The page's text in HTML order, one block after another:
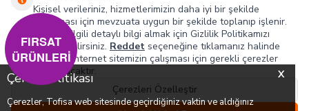
X
Çerez Politikası
Çerezler, Tofisa web sitesinde geçirdiğiniz vaktin ve aldığınız
0
Hızlı Erişim
Sosyal
Adres & İletişim
Kişisel verileriniz, hizmetlerimizin daha iyi bir şekilde
sunulması için mevzuata uygun bir şekilde toplanıp işlenir.
Konuyla ilgili detaylı bilgi almak için Gizlilik Politikamızı
inceleyebilirsiniz. Reddet seçeneğine tıklamanız halinde
yalnızca internet sitemizin çalışması için gerekli çerezler
kullanılacaktır.
Çerezleri Özelleştir
FIRSAT
ÜRÜNLERİ